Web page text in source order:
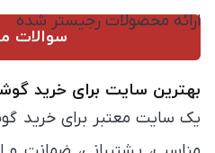
ارائه محصولات رجیستر شده
سوالات
بهترین سایت برای خرید
یک سایت معتبر برای خرید